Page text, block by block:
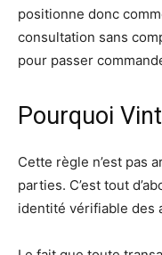
positionne donc
consultation sans
pour passer
Pourquoi
Cette règle n’est pas
parties. C’est tout
identité vérifiable des